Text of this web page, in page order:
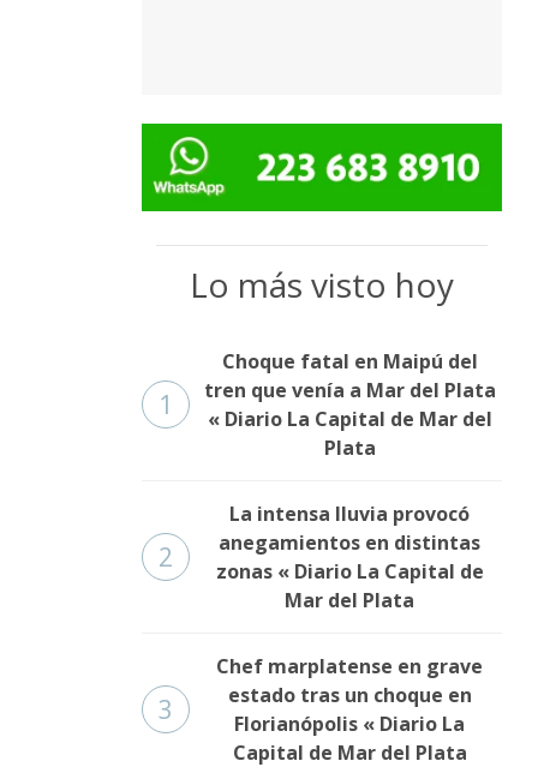
Lo más visto hoy
1
Choque fatal en Maipú del
tren que venía a Mar del Plata
« Diario La Capital de Mar del
Plata
2
La intensa lluvia provocó
anegamientos en distintas
zonas « Diario La Capital de
Mar del Plata
3
Chef marplatense en grave
estado tras un choque en
Florianópolis « Diario La
Capital de Mar del Plata